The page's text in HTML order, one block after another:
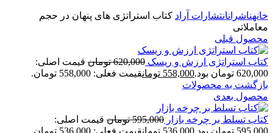
خانهناشرانانتشارات آراد کتاب استراتژی های پنهان در حجم
معاملاتی
محصول قبلی
کتاب استراتژی ارزش و ریسک 620,000 تومان قیمت اصلی:
620,000 تومان بود.
558,000 تومانقیمت فعلی: 558,000 تومان.
بازگشت به محصولات
محصول بعدی
کتاب تسلط بر چرخه بازار 595,000 تومان قیمت اصلی:
595,000 تومان بود.
536,000 تومانقیمت فعلی: 536,000 تومان.